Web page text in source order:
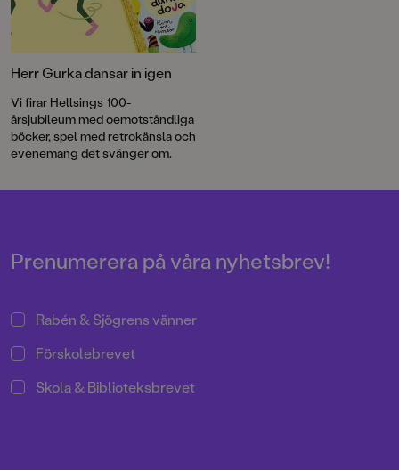
Herr Gurka dansar in igen
Vi firar Hellsings 100-
årsjubileum med oemotståndliga
böcker, spel med retrokänsla och
evenemang det svänger om.
Prenumerera på våra nyhetsbrev!
Rabén & Sjögrens vänner
Förskolebrevet
Skola & Biblioteksbrevet